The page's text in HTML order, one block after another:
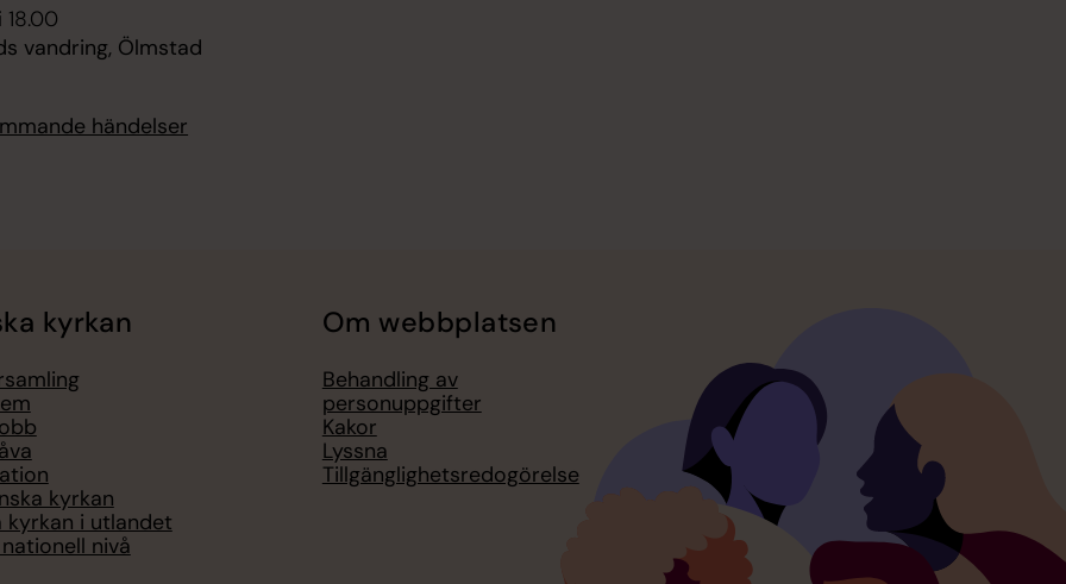
18.00
vandring, Ölmstad
händelser
kyrkan
kyrkan
kyrkan i utlandet
nivå
Om webbplatsen
Behandling av
personuppgifter
Kakor
Lyssna
Tillgänglighetsredogörelse